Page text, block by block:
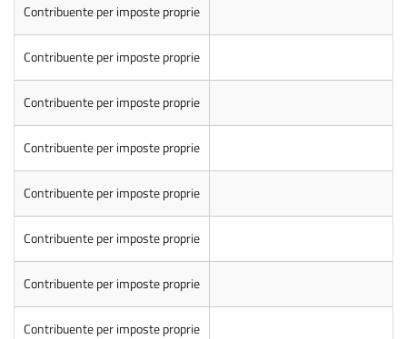
Contribuente per imposte proprie
Contribuente per imposte proprie
Contribuente per imposte proprie
Contribuente per imposte proprie
Contribuente per imposte proprie
Contribuente per imposte proprie
Contribuente per imposte proprie
Contribuente per imposte proprie